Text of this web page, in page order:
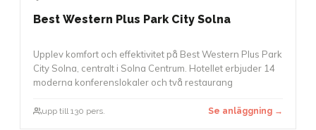
Best Western Plus Park City Solna
Upplev komfort och effektivitet på Best Western Plus Park
City Solna, centralt i Solna Centrum. Hotellet erbjuder 14
moderna konferenslokaler och två restaurang
upp till 130 pers. Se anläggning →